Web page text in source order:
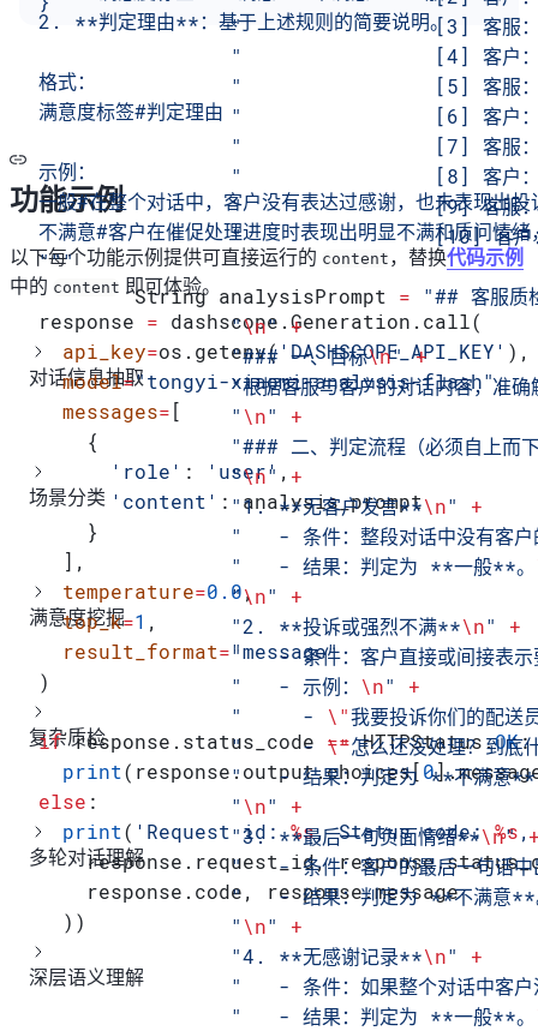
2. **判定理由**：基于上述规则的简要说明。
格式：
满意度标签#判定理由
示例：
一般#在整个对话中，客户没有表达过感谢，也未表现出
不满意#客户在催促处理进度时表现出明显不满和质问情
"""
response = dashscope.Generation.call(
  api_key
=os.getenv('DASHSCOPE_API_KEY' ),
  model
="tongyi-xiaomi-analysis-flash",
  messages
= [
    {
      'role'
: 'user' ,
      'content'
: analysis_prompt
    }
  ],
  temperature
=0.0,
  top_k
=1 ,
  result_format
="message"
)
if response.status_code == HTTPStatus.OK:
  print
(response.output.choices[0
else :
  print
( 'Request id: %s, Status code: %s,
response.request_id,
    response.code, response.message
  ))
"                [3] 客服：很
"                [4] 客户：差
"                [5] 客服：了
"                [6] 客户：可
"                [7] 客服：好
"                [8] 客户：那
"                [9] 客服：是
"                [10] 客户：
        String
analysisPrompt = "## 客服质
                "
\n" +
                "### 一、目标
\n" +
"根据客服与客户的对话内容，准确
                "
\n"
+
"### 二、判定流程（必须自上而下
                "
\n" +
                "1. **无客户发言**
\n"
+
"   - 条件：整段对话中没有客户
                "   - 结果：判定为 **一般**。
                "
\n"
+
                "2. **投诉或强烈不满**
\n"
+
"   - 条件：客户直接或间接表示要
                "   - 示例：
\n"
+
                "     -
\"我要投诉你们的配送
                "     -
\"怎么还没处理？到底
"   - 结果：判定为 **不满意**
                "
\n"
+
                "3. **最后一句负面情绪**
\n"
"   - 条件：客户的最后一句话中
"   - 结果：判定为 **不满意**
                "
\n"
+
                "4. **无感谢记录**
\n"
+
"   - 条件：如果整个对话中客户
                "   - 结果：判定为 **一般**。
功能示例
以下每个功能示例提供可直接运行的 content ，替换代码示例
中的 content 即可体验。
对话信息抽取
场景分类
满意度挖掘
复杂质检
多轮对话理解
深层语义理解